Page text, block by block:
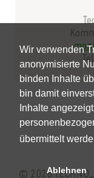
Wir verwenden
anonymisierte
binden Inhalte
bin damit
Inhalte
übermittelt
Ablehnen
© 2026